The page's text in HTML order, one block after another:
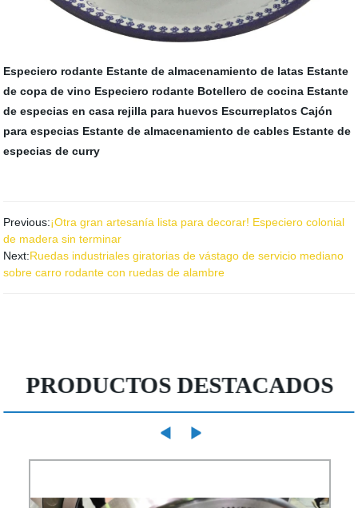
Especiero rodante Estante de almacenamiento de latas Estante
de copa de vino Especiero rodante Botellero de cocina Estante
de especias en casa rejilla para huevos Escurreplatos Cajón
para especias Estante de almacenamiento de cables Estante de
especias de curry
Previous:¡Otra gran artesanía lista para decorar! Especiero colonial
de madera sin terminar
Next:Ruedas industriales giratorias de vástago de servicio mediano
sobre carro rodante con ruedas de alambre
PRODUCTOS DESTACADOS